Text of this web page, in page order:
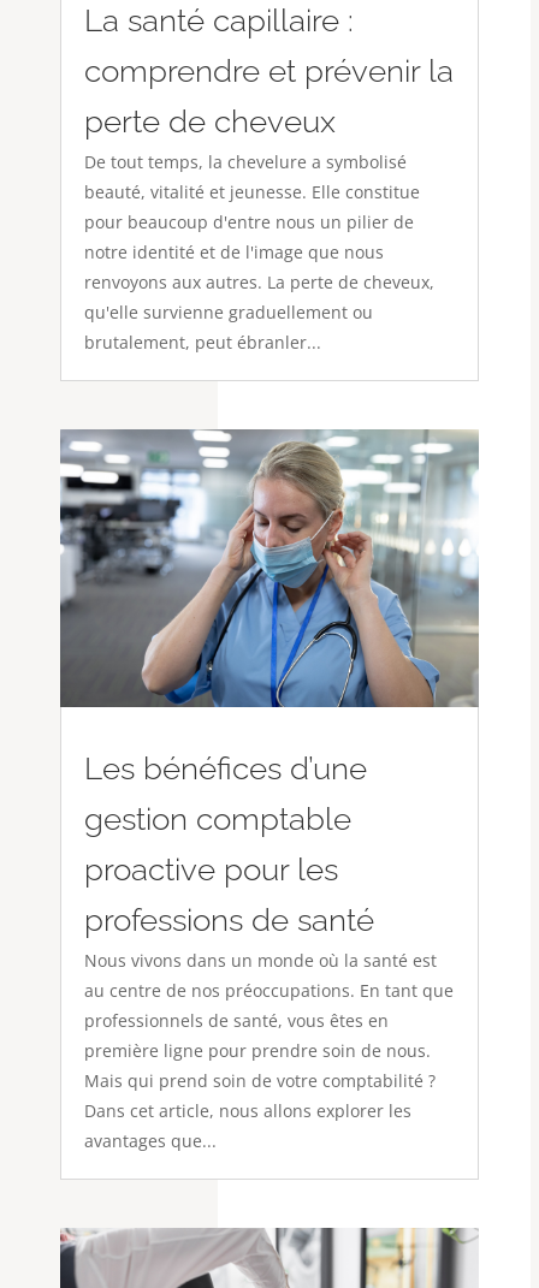
La santé capillaire :
comprendre et prévenir la
perte de cheveux
De tout temps, la chevelure a symbolisé
beauté, vitalité et jeunesse. Elle constitue
pour beaucoup d'entre nous un pilier de
notre identité et de l'image que nous
renvoyons aux autres. La perte de cheveux,
qu'elle survienne graduellement ou
brutalement, peut ébranler...
Les bénéfices d’une
gestion comptable
proactive pour les
professions de santé
Nous vivons dans un monde où la santé est
au centre de nos préoccupations. En tant que
professionnels de santé, vous êtes en
première ligne pour prendre soin de nous.
Mais qui prend soin de votre comptabilité ?
Dans cet article, nous allons explorer les
avantages que...